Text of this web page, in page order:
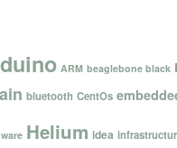
ARM beaglebone black
bluetooth CentOs
Helium idea